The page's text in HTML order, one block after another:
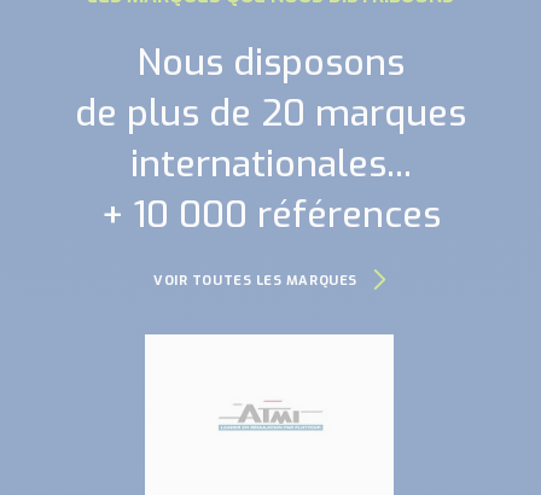
Nous disposons
de plus de 20 marques
internationales...
+ 10 000 références
VOIR TOUTES LES MARQUES